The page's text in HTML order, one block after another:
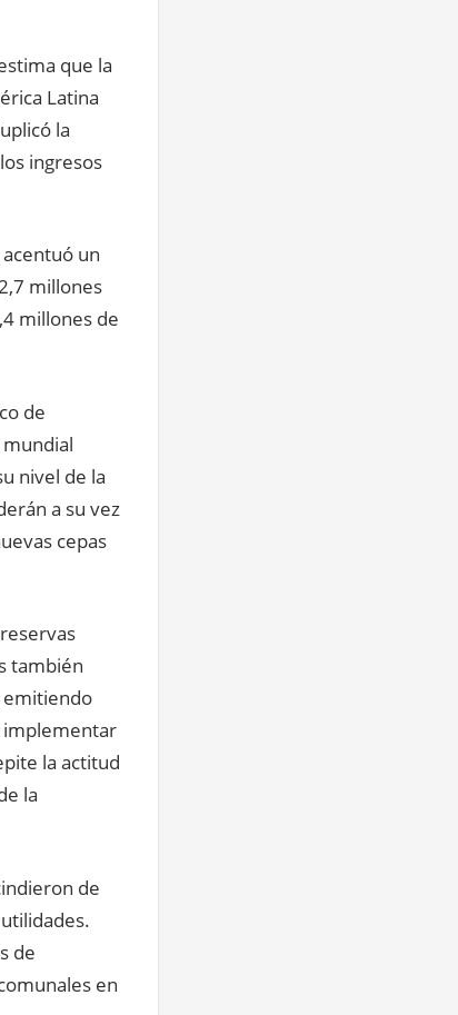
que la
Latina
la
ingresos
un
millones
millones de
de
nivel de la
a su vez
cepas
también
emitiendo
implementar
la actitud
la
de
de
en